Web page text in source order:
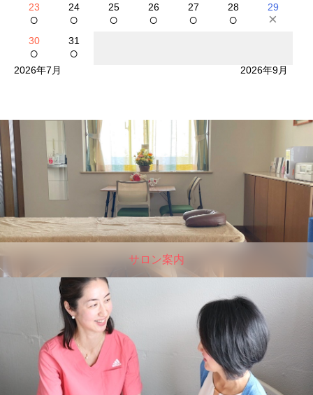
23
○
24
○
25
○
26
○
27
○
28
○
29
×
30
○
31
○
2026年7月 2026年9月
サロン案内